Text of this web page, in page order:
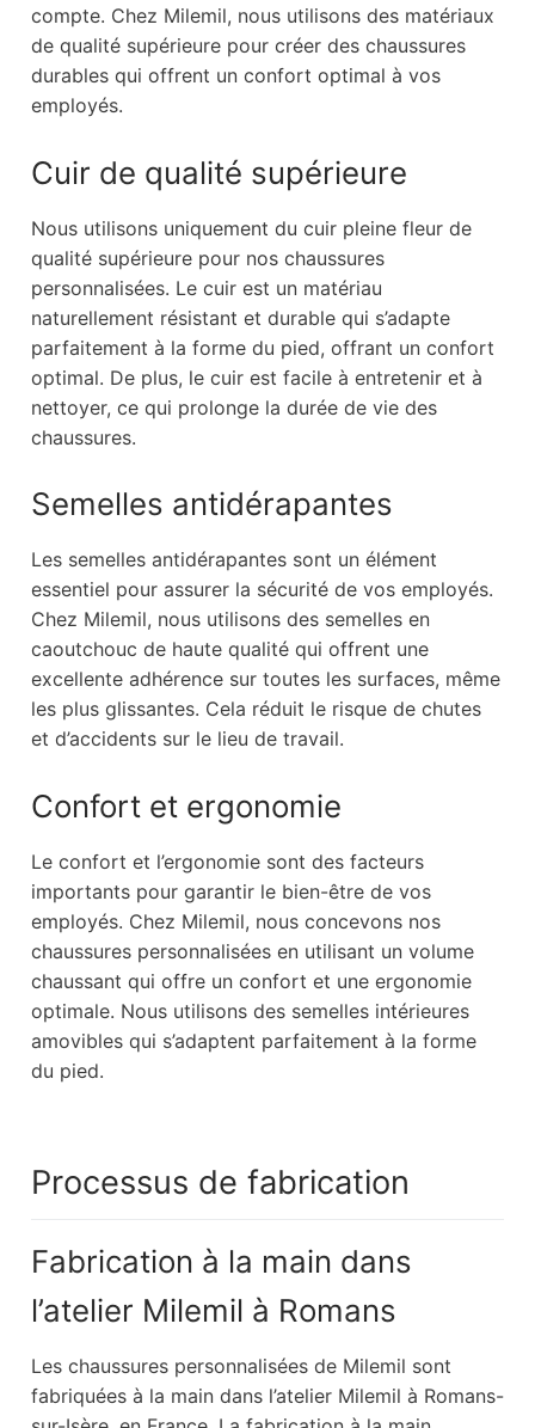
compte. Chez Milemil, nous utilisons des matériaux
de qualité supérieure pour créer des chaussures
durables qui offrent un confort optimal à vos
employés.
Cuir de qualité supérieure
Nous utilisons uniquement du cuir pleine fleur de
qualité supérieure pour nos chaussures
personnalisées. Le cuir est un matériau
naturellement résistant et durable qui s’adapte
parfaitement à la forme du pied, offrant un confort
optimal. De plus, le cuir est facile à entretenir et à
nettoyer, ce qui prolonge la durée de vie des
chaussures.
Semelles antidérapantes
Les semelles antidérapantes sont un élément
essentiel pour assurer la sécurité de vos employés.
Chez Milemil, nous utilisons des semelles en
caoutchouc de haute qualité qui offrent une
excellente adhérence sur toutes les surfaces, même
les plus glissantes. Cela réduit le risque de chutes
et d’accidents sur le lieu de travail.
Confort et ergonomie
Le confort et l’ergonomie sont des facteurs
importants pour garantir le bien-être de vos
employés. Chez Milemil, nous concevons nos
chaussures personnalisées en utilisant un volume
chaussant qui offre un confort et une ergonomie
optimale. Nous utilisons des semelles intérieures
amovibles qui s’adaptent parfaitement à la forme
du pied.
Processus de fabrication
Fabrication à la main dans
l’atelier Milemil à Romans
Les chaussures personnalisées de Milemil sont
fabriquées à la main dans l’atelier Milemil à Romans-